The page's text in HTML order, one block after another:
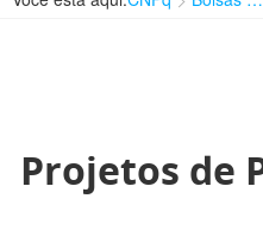
Projetos de